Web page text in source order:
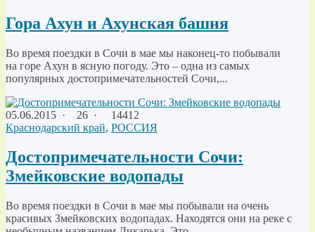
Гора Ахун и Ахунская башня
Во время поездки в Сочи в мае мы наконец-то побывали
на горе Ахун в ясную погоду. Это – одна из самых
популярных достопримечательностей Сочи,...
05.06.2015 · 26 ·
14412
Краснодарский край, РОССИЯ
Достопримечательности Сочи:
Змейковские водопады
Во время поездки в Сочи в мае мы побывали на очень
красивых Змейковских водопадах. Находятся они на реке с